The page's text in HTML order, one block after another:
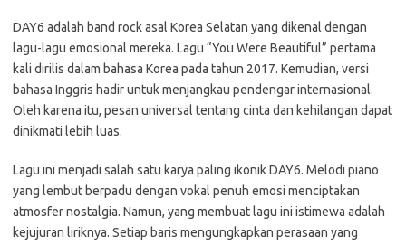
DAY6 adalah band rock asal Korea Selatan yang dikenal dengan
lagu-lagu emosional mereka. Lagu “You Were Beautiful” pertama
kali dirilis dalam bahasa Korea pada tahun 2017. Kemudian, versi
bahasa Inggris hadir untuk menjangkau pendengar internasional.
Oleh karena itu, pesan universal tentang cinta dan kehilangan dapat
dinikmati lebih luas.
Lagu ini menjadi salah satu karya paling ikonik DAY6. Melodi piano
yang lembut berpadu dengan vokal penuh emosi menciptakan
atmosfer nostalgia. Namun, yang membuat lagu ini istimewa adalah
kejujuran liriknya. Setiap baris mengungkapkan perasaan yang